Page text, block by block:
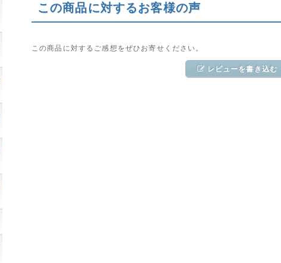
この商品に対するお客様の声
この商品に対するご感想をぜひお寄せください。
レビューを書き込む